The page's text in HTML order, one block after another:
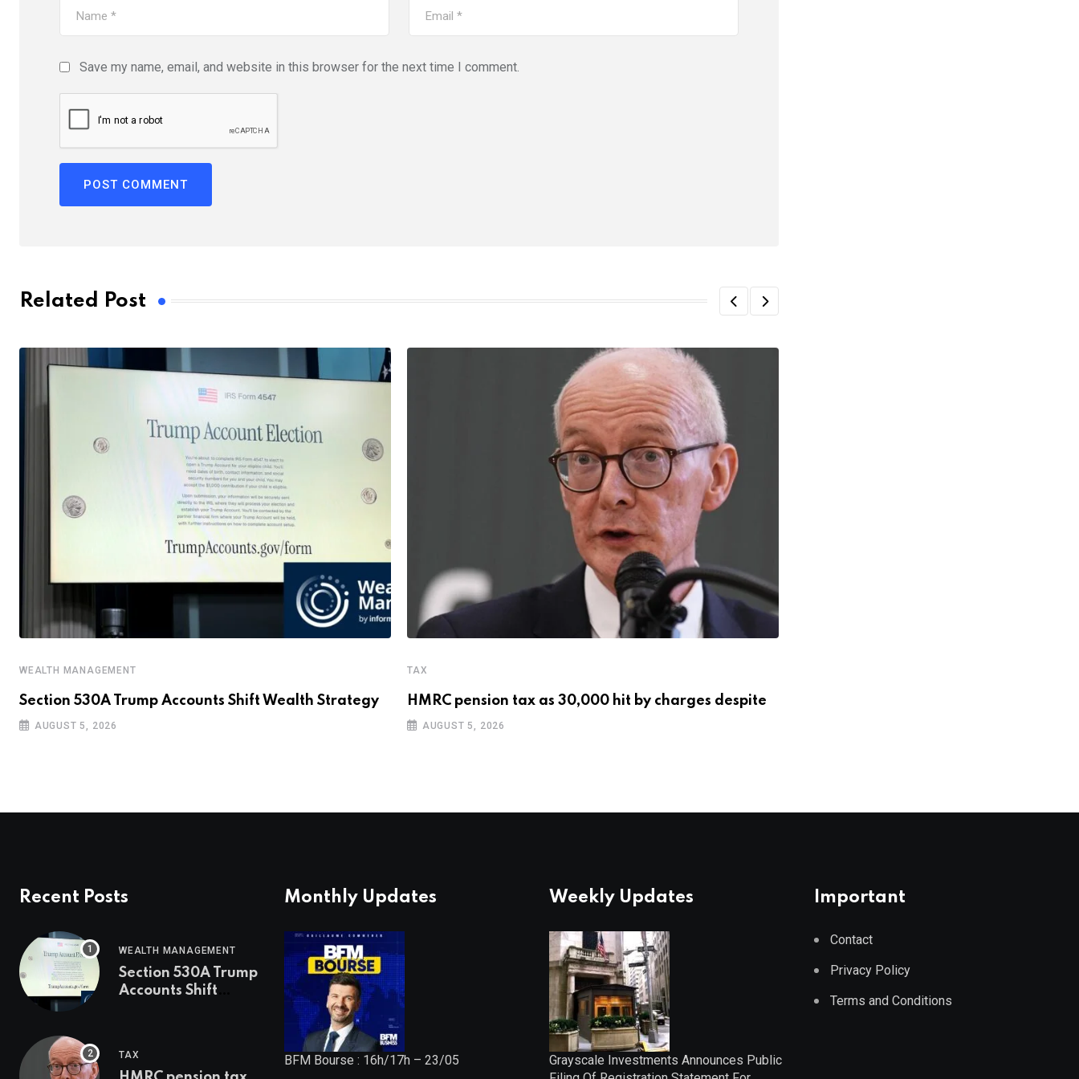
Save my name, email, and website in this browser for the next time I comment.
Related Post
WEALTH MANAGEMENT
Section 530A Trump Accounts Shift Wealth Strategy
AUGUST 5, 2026
TAX
HMRC pension tax as 30,000 hit by charges despite
AUGUST 5, 2026
Recent Posts
WEALTH MANAGEMENT
Section 530A Trump
Accounts Shift
TAX
Monthly Updates
BFM Bourse : 16h/17h – 23/05
Weekly Updates
Grayscale Investments Announces Public
Important
Contact
Privacy Policy
Terms and Conditions